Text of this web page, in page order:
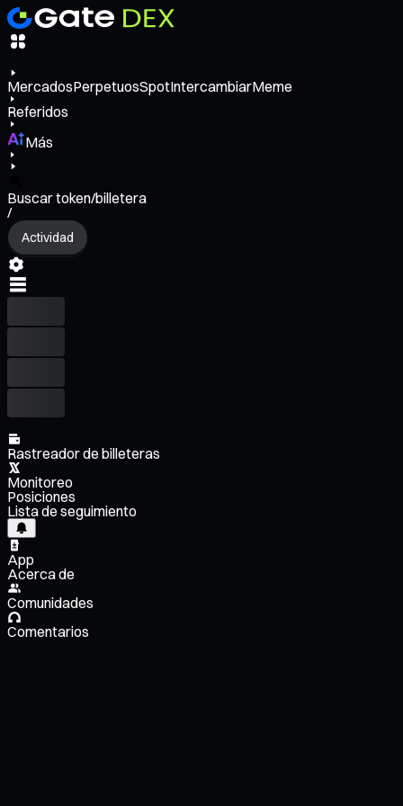
MercadosPerpetuosSpotIntercambiarMeme
Referidos
Más
Buscar token/billetera
/
Actividad
Rastreador de billeteras
Monitoreo
Posiciones
Lista de seguimiento
App
Acerca de
Comunidades
Comentarios